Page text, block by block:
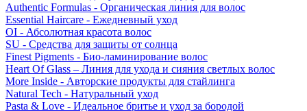
Authentic Formulas - Органическая линия для волос
Essential Haircare - Eжедневный уход
OI - Абсолютная красота волос
SU - Средства для защиты от солнца
Finest Pigments - Био-ламинирование волос
Heart Of Glass – Линия для ухода и сияния светлых волос
More Inside - Авторские продукты для стайлинга
Natural Tech - Натуральный уход
Pasta & Love - Идеальное бритье и уход за бородой